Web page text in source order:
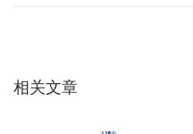
航
：
与
相关文章